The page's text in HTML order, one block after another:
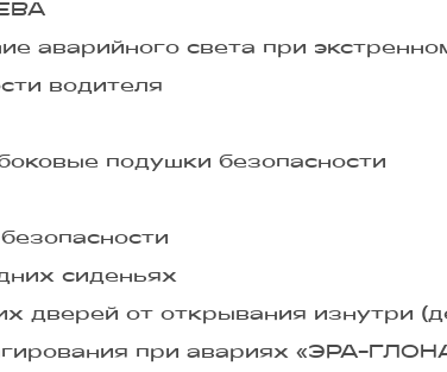
аварийного света при
водителя
подушки безопасности
сиденьях
дверей от открывания изнутри
при авариях «ЭРА-